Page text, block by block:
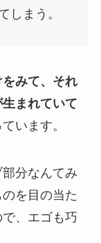
しまう。
みて、それ
まれていて
います。
分なんてみ
を目の当た
、エゴも巧